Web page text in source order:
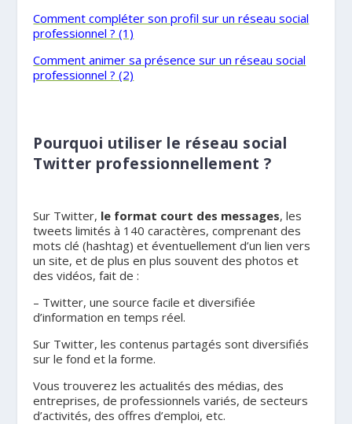
Comment compléter son profil sur un réseau social
professionnel ? (1)
Comment animer sa présence sur un réseau social
professionnel ? (2)
Pourquoi utiliser le réseau social
Twitter professionnellement ?
Sur Twitter, le format court des messages, les
tweets limités à 140 caractères, comprenant des
mots clé (hashtag) et éventuellement d’un lien vers
un site, et de plus en plus souvent des photos et
des vidéos, fait de :
– Twitter, une source facile et diversifiée
d’information en temps réel.
Sur Twitter, les contenus partagés sont diversifiés
sur le fond et la forme.
Vous trouverez les actualités des médias, des
entreprises, de professionnels variés, de secteurs
d’activités, des offres d’emploi, etc.